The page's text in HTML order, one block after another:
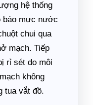
hệ thống
báo mực nước
chui qua
mạch. Tiếp
rỉ sét do môi
không
tua vắt đồ.